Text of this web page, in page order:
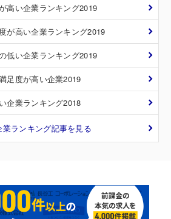
高い企業ランキング2019
が高い企業ランキング2019
低い企業ランキング2019
足度が高い企業2019
企業ランキング2018
業ランキング記事を見る